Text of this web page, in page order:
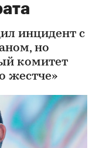
инцидент с
но
комитет
жестче»